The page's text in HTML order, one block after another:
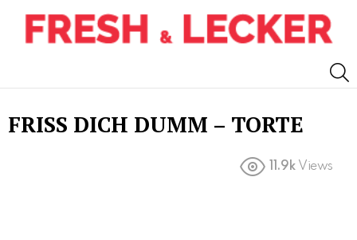
FRISS DICH DUMM – TORTE
11.9k Views